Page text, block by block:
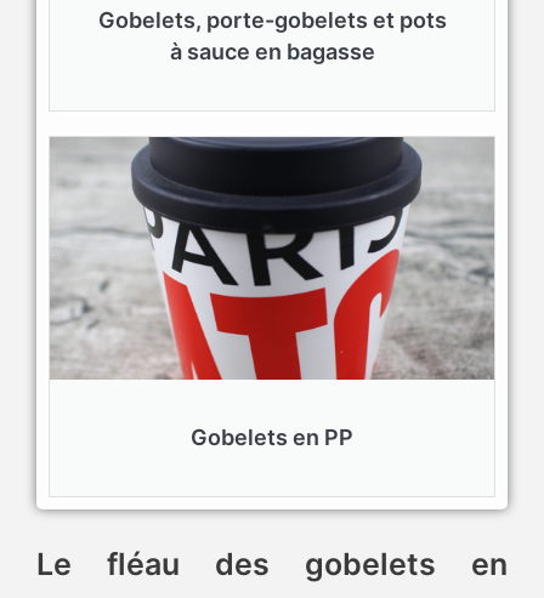
Gobelets, porte-gobelets et pots
à sauce en bagasse
Gobelets en PP
Le fléau des gobelets en